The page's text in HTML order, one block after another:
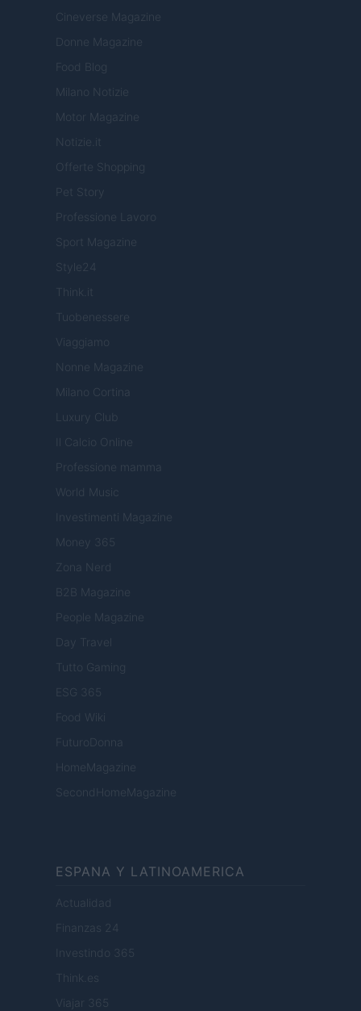
Cineverse Magazine
Donne Magazine
Food Blog
Milano Notizie
Motor Magazine
Notizie.it
Offerte Shopping
Pet Story
Professione Lavoro
Sport Magazine
Style24
Think.it
Tuobenessere
Viaggiamo
Nonne Magazine
Milano Cortina
Luxury Club
Il Calcio Online
Professione mamma
World Music
Investimenti Magazine
Money 365
Zona Nerd
B2B Magazine
People Magazine
Day Travel
Tutto Gaming
ESG 365
Food Wiki
FuturoDonna
HomeMagazine
SecondHomeMagazine
ESPANA Y LATINOAMERICA
Actualidad
Finanzas 24
Investindo 365
Think.es
Viajar 365